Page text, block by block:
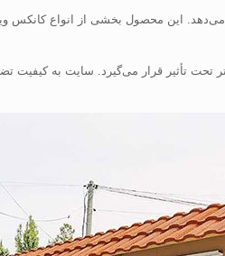
این محصول بخشی از انواع کانکس
تحت تأثیر قرار می‌گیرد. سایت به کیفیت